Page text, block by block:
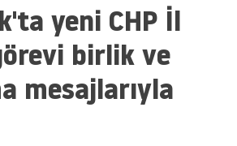
yeni CHP İl
birlik ve
mesajlarıyla